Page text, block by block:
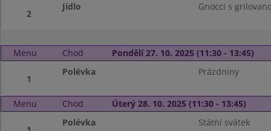
2
Jídlo Gnocci s
Menu Chod Pondělí 27. 10. 2025 (11:30 - 13:45)
1
Polévka Prázdniny
Menu Chod Úterý 28. 10. 2025 (11:30 - 13:45)
Polévka Státní svátek